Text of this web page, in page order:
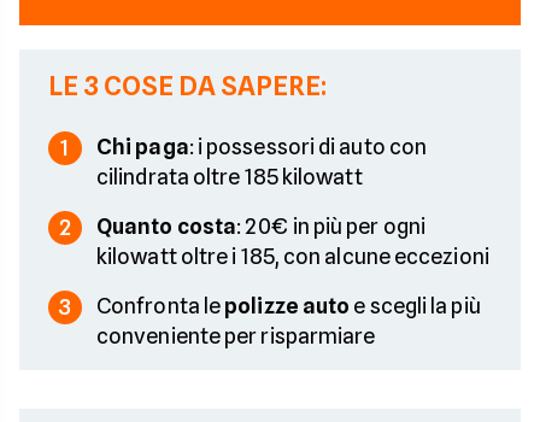
LE 3 COSE DA SAPERE:
1 Chi paga: i possessori di auto con
cilindrata oltre 185 kilowatt
2 Quanto costa: 20€ in più per ogni
kilowatt oltre i 185, con alcune eccezioni
3 Confronta lepolizze auto e scegli la più
conveniente per risparmiare